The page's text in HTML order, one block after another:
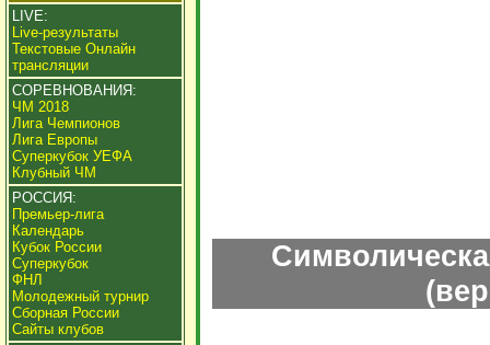
LIVE:
Live-результаты
Текстовые Онлайн
трансляции
СОРЕВНОВАНИЯ:
ЧМ 2018
Лига Чемпионов
Лига Европы
Суперкубок УЕФА
Клубный ЧМ
РОССИЯ:
Премьер-лига
Календарь
Кубок России
Суперкубок
ФНЛ
Молодежный турнир
Сборная России
Сайты клубов